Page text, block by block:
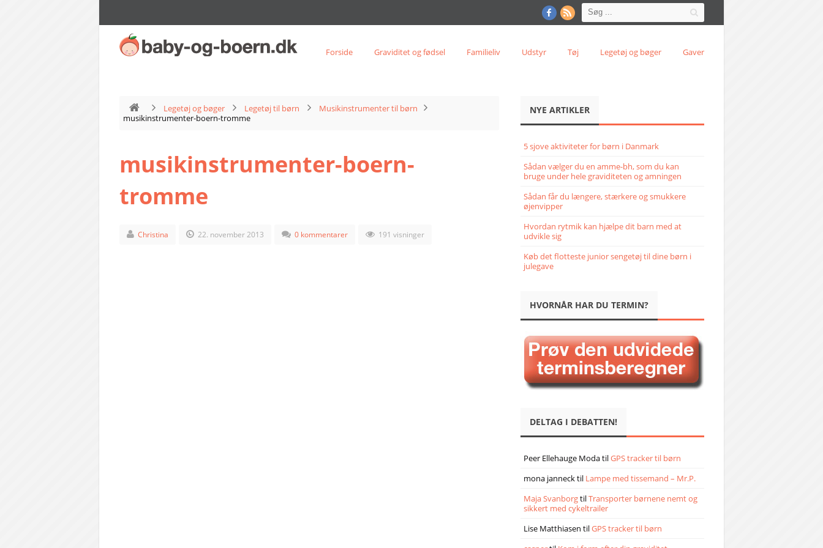
Forside Graviditet og fødsel Familieliv Udstyr Tøj Legetøj og bøger Gaver
Legetøj og bøger Legetøj til børn
Musikinstrumenter til børn
musikinstrumenter-boern-tromme
musikinstrumenter-boern-
tromme
Christina 22. november 2013 0 kommentarer 191 visninger
NYE ARTIKLER
5 sjove aktiviteter for børn i Danmark
Sådan vælger du en amme-bh, som du kan
bruge under hele graviditeten og amningen
Sådan får du længere, stærkere og smukkere
øjenvipper
Hvordan rytmik kan hjælpe dit barn med at
udvikle sig
Køb det flotteste junior sengetøj til dine børn i
julegave
HVORNÅR HAR DU TERMIN?
DELTAG I DEBATTEN!
Peer Ellehauge ModatilGPS tracker til børn
mona jannecktil Lampe med tissemand – Mr.P.
Maja SvanborgtilTransporter børnene nemt og
sikkert med cykeltrailer
Lise Matthiasen tilGPS tracker til børn